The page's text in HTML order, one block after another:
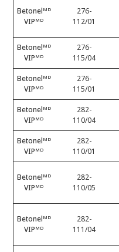
Betonelᴹᴰ
VIPᴹᴰ
276-
112/01
Betonelᴹᴰ
VIPᴹᴰ
276-
115/04
Betonelᴹᴰ
VIPᴹᴰ
276-
115/01
Betonelᴹᴰ
VIPᴹᴰ
282-
110/04
Betonelᴹᴰ
VIPᴹᴰ
282-
110/01
Betonelᴹᴰ
VIPᴹᴰ
282-
110/05
Betonelᴹᴰ
VIPᴹᴰ
282-
111/04